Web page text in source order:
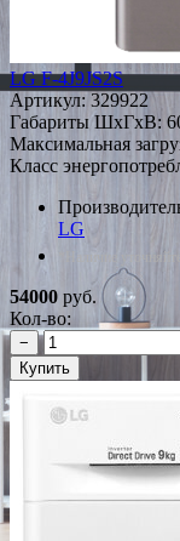
LG F-4J9JS2S
Артикул:329922
Габариты ШxГxВ:
Максимальная
Класс
LG
*Наличие
54000 руб.
Кол-во:
−
Купить